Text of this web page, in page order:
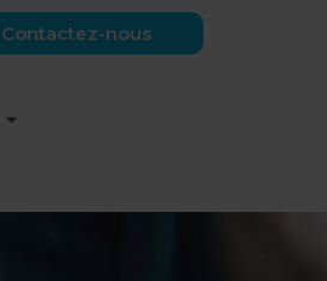
Contactez-nous
OUVRIR EXPERTS COMPTABLES